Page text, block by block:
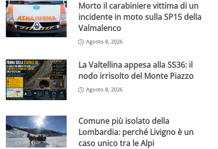
Morto il carabiniere vittima di un
incidente in moto sulla SP15 della
Valmalenco
Agosto 8, 2026
La Valtellina appesa alla SS36: il
nodo irrisolto del Monte Piazzo
Agosto 8, 2026
Comune più isolato della
Lombardia: perché Livigno è un
caso unico tra le Alpi